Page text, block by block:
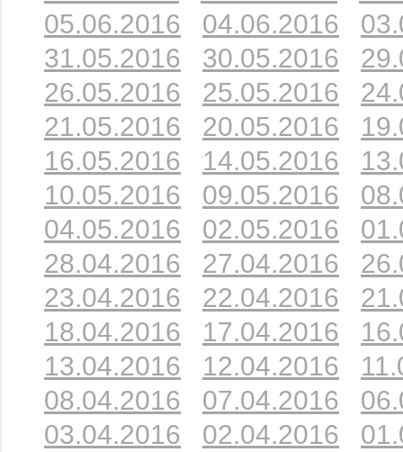
05.06.2016
04.06.2016
31.05.2016
30.05.2016
26.05.2016
25.05.2016
21.05.2016
20.05.2016
16.05.2016
14.05.2016
10.05.2016
09.05.2016
04.05.2016
02.05.2016
28.04.2016
27.04.2016
23.04.2016
22.04.2016
18.04.2016
17.04.2016
13.04.2016
12.04.2016
08.04.2016
07.04.2016
03.04.2016
02.04.2016